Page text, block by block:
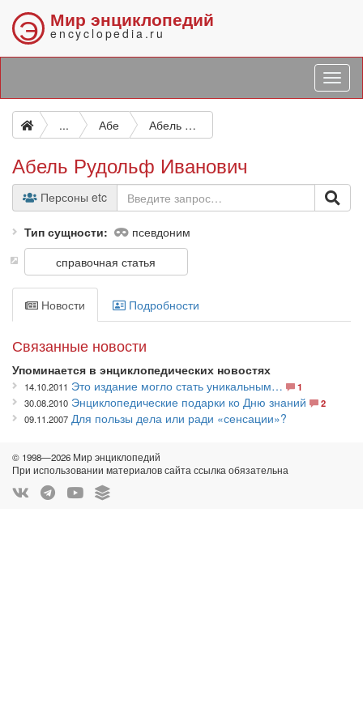
Э Мир энциклопедий
encyclopedia.ru
... Абе Абель Рудольф Иванович
Абель Рудольф Иванович
Персоны etc
Тип сущности
псевдоним
справочная статья
Новости Подробности
Связанные новости
Упоминается в энциклопедических новостях
14.10.2011 Это издание могло стать уникальным…
1
30.08.2010 Энциклопедические подарки ко Дню знаний
2
09.11.2007 Для пользы дела или ради «сенсации»?
© 1998—2026 Мир энциклопедий
При использовании материалов сайта ссылка обязательна